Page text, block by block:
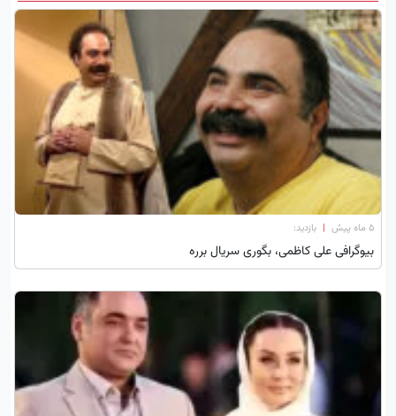
۵ ماه پیش | بازدید:
بیوگرافی علی کاظمی، بگوری سریال برره